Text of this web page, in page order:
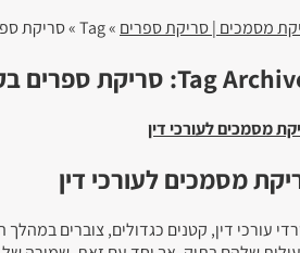
מסמכים | סריקת ספרים » Tag » סריקת ספרים בקיבוצים-מושבים
Tag סריקת ספרים
מסמכים לעורכי דין
מסמכים לעורכי דין
עורכי דין, קטנים כגדולים, צוברים במהלך